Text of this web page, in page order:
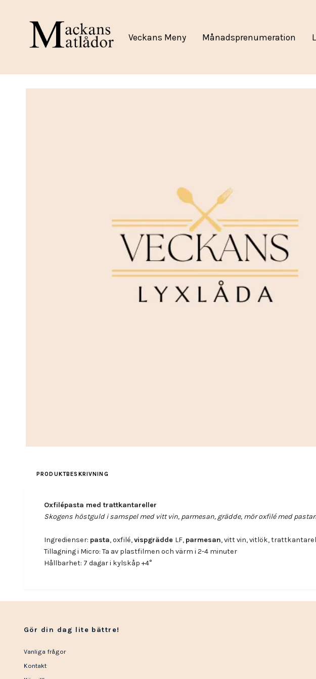
Veckans Meny Månadsprenumeration
PRODUKTBESKRIVNING
Oxfilépasta med trattkantareller
Skogens höstguld i samspel med vitt vin, parmesan, grädde, mör oxfilé med
Ingredienser: pasta, oxfilé,vispgrädde LF, parmesan, vitt vin, vitlök,
Tillagning i Micro: Ta av plastfilmen och värm i 2-4 minuter
Hållbarhet: 7 dagar i kylskåp +4°
Gör din dag lite bättre!
Vanliga frågor
Kontakt